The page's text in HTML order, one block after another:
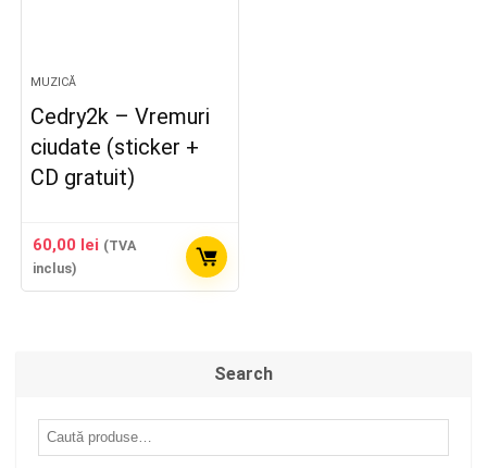
MUZICĂ
Cedry2k – Vremuri
ciudate (sticker +
CD gratuit)
60,00 lei (TVA
inclus)
Search
Caută
după: